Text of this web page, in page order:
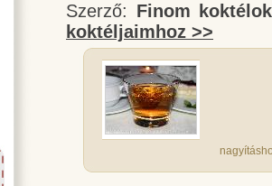
Szerző: Finom koktélok
koktéljaimhoz >>